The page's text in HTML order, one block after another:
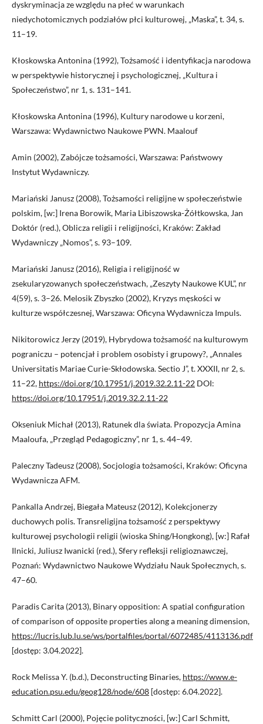
dyskryminacja ze względu na płeć w warunkach
niedychotomicznych podziałów płci kulturowej, „Maska”, t. 34, s.
11–19.
Kłoskowska Antonina (1992), Tożsamość i identyfikacja narodowa
w perspektywie historycznej i psychologicznej, „Kultura i
Społeczeństwo”, nr 1, s. 131–141.
Kłoskowska Antonina (1996), Kultury narodowe u korzeni,
Warszawa: Wydawnictwo Naukowe PWN. Maalouf
Amin (2002), Zabójcze tożsamości, Warszawa: Państwowy
Instytut Wydawniczy.
Mariański Janusz (2008), Tożsamości religijne w społeczeństwie
polskim, [w:] Irena Borowik, Maria Libiszowska-Żółtkowska, Jan
Doktór (red.), Oblicza religii i religijności, Kraków: Zakład
Wydawniczy „Nomos”, s. 93–109.
Mariański Janusz (2016), Religia i religijność w
zsekularyzowanych społeczeństwach, „Zeszyty Naukowe KUL”, nr
4(59), s. 3–26. Melosik Zbyszko (2002), Kryzys męskości w
kulturze współczesnej, Warszawa: Oficyna Wydawnicza Impuls.
Nikitorowicz Jerzy (2019), Hybrydowa tożsamość na kulturowym
pograniczu – potencjał i problem osobisty i grupowy?, „Annales
Universitatis Mariae Curie-Skłodowska. Sectio J”, t. XXXII, nr 2, s.
11–22, https://doi.org/10.17951/j.2019.32.2.11-22 DOI:
https://doi.org/10.17951/j.2019.32.2.11-22
Okseniuk Michał (2013), Ratunek dla świata. Propozycja Amina
Maaloufa, „Przegląd Pedagogiczny”, nr 1, s. 44–49.
Paleczny Tadeusz (2008), Socjologia tożsamości, Kraków: Oficyna
Wydawnicza AFM.
Pankalla Andrzej, Biegała Mateusz (2012), Kolekcjonerzy
duchowych polis. Transreligijna tożsamość z perspektywy
kulturowej psychologii religii (wioska Shing/Hongkong), [w:] Rafał
Ilnicki, Juliusz Iwanicki (red.), Sfery refleksji religioznawczej,
Poznań: Wydawnictwo Naukowe Wydziału Nauk Społecznych, s.
47–60.
Paradis Carita (2013), Binary opposition: A spatial configuration
of comparison of opposite properties along a meaning dimension,
https://lucris.lub.lu.se/ws/portalfiles/portal/6072485/4113136.pdf
[dostęp: 3.04.2022].
Rock Melissa Y. (b.d.), Deconstructing Binaries, https://www.e-
education.psu.edu/geog128/node/608 [dostęp: 6.04.2022].
Schmitt Carl (2000), Pojęcie polityczności, [w:] Carl Schmitt,